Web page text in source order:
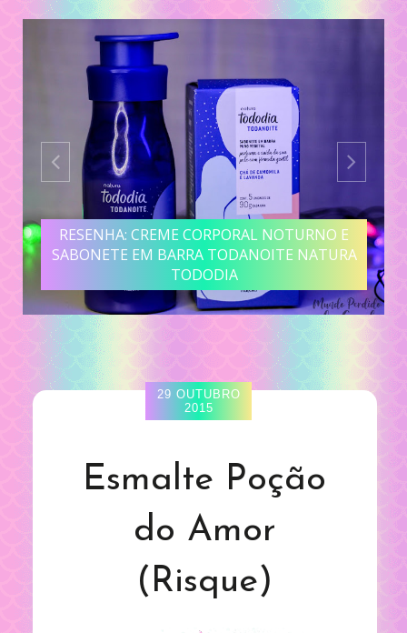
RESENHA: CREME CORPORAL NOTURNO E
SABONETE EM BARRA TODANOITE NATURA
TODODIA
29 OUTUBRO
2015
Esmalte Poção
do Amor
(Risque)